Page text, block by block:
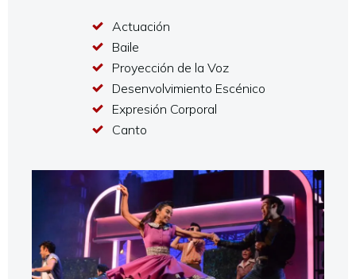
Actuación
Baile
Proyección de la Voz
Desenvolvimiento Escénico
Expresión Corporal
Canto